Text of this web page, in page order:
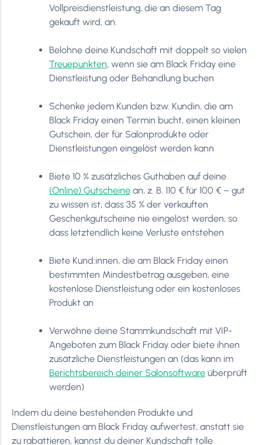
Vollpreisdienstleistung, die an diesem Tag
gekauft wird, an.
Belohne deine Kundschaft mit doppelt so vielen
Treuepunkten, wenn sie am Black Friday eine
Dienstleistung oder Behandlung buchen
Schenke jedem Kunden bzw. Kundin, die am
Black Friday einen Termin bucht, einen kleinen
Gutschein, der für Salonprodukte oder
Dienstleistungen eingelöst werden kann
Biete 10 % zusätzliches Guthaben auf deine
(Online) Gutscheine an, z. B. 110 € für 100 € – gut
zu wissen ist, dass 35 % der verkauften
Geschenkgutscheine nie eingelöst werden, so
dass letztendlich keine Verluste entstehen
Biete Kund:innen, die am Black Friday einen
bestimmten Mindestbetrag ausgeben, eine
kostenlose Dienstleistung oder ein kostenloses
Produkt an
Verwöhne deine Stammkundschaft mit VIP-
Angeboten zum Black Friday oder biete ihnen
zusätzliche Dienstleistungen an (das kann im
Berichtsbereich deiner Salonsoftware überprüft
werden)
Indem du deine bestehenden Produkte und
Dienstleistungen am Black Friday aufwertest, anstatt sie
zu rabattieren, kannst du deiner Kundschaft tolle